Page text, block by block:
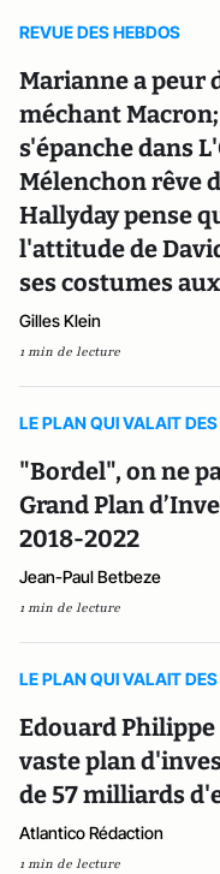
REVUE DES HEBDOS
Marianne a peur
méchant
s'épanche dans
Mélenchon rêve
Hallyday pense
l'attitude de
ses costumes
Gilles Klein
1 min de lecture
LE PLAN QUI VALAIT
"Bordel", on ne
Grand Plan
2018-2022
Jean-Paul Betbeze
1 min de lecture
LE PLAN QUI VALAIT
Edouard
vaste plan
de 57 milliards
Atlantico Rédaction
1 min de lecture